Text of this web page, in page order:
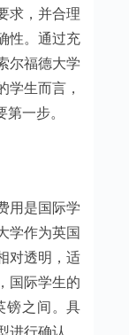
求，并合理
性。通过充
尔福德大学
学生而言，
一步。
用是国际学
学作为英国
对透明，适
国际学生的
镑之间。具